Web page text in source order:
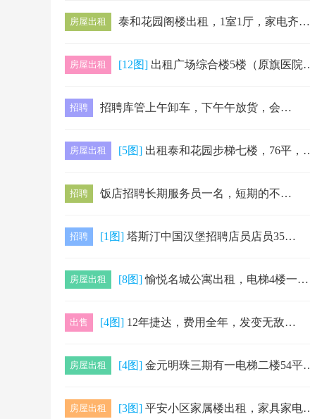
房屋出租 泰和花园阁楼出租，1室1厅，家电齐全，拎包入住。13664013617
房屋出租 [12图] 出租广场综合楼5楼（原旗医院后，广场对面，文化馆东，兔儿岭超市对面，二中二小实验中学附近），2025年9月份重金重装，所用物料全部采用环保材…
招聘 招聘库管上午卸车，下午午放货，会开叉车的
房屋出租 [5图] 出租泰和花园步梯七楼，76平，两室一厅一厨一卫，包物业大暖。干净整洁，拎包入住。联系电话18501472830。
招聘 饭店招聘长期服务员一名，短期的不用，小店活好干，待遇面议，电话15149930309
招聘 [1图] 塔斯汀中国汉堡招聘店员店员3500-6000**10-15/小时班次：早班中班晚班一周一轮换联系电话：13235065521地址：奈曼老哈河…
房屋出租 [8图] 愉悦名城公寓出租，电梯4楼一室一厅一卫家具家电齐全拎包入住室内有中央空调，包大热物业，租金面议
出售 [4图] 12年捷达，费用全年，发变无敌，到手一分不填，电话:15048542724奈曼街里随时看车。
房屋出租 [4图] 金元明珠三期有一电梯二楼54平米出租，家电家具齐全，拎包入住看房电话📞18904755524
房屋出租 [3图] 平安小区家属楼出租，家具家电齐全，拎包入住！八中陪读首选！卧龙快餐东，有单间出租，可月租，包水电暖！联系电话13451352899